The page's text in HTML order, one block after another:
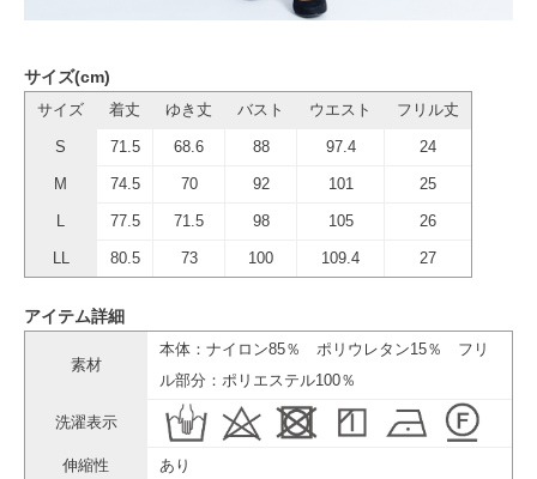
サイズ(cm)
サイズ 着丈 ゆき丈 バスト ウエスト フリル丈
S 71.5 68.6 88 97.4 24
M 74.5 70 92 101 25
L 77.5 71.5 98 105 26
LL 80.5 73 100 109.4 27
アイテム詳細
素材
本体：ナイロン85％ ポリウレタン15％ フリ
ル部分：ポリエステル100％
洗濯表示
伸縮性 あり